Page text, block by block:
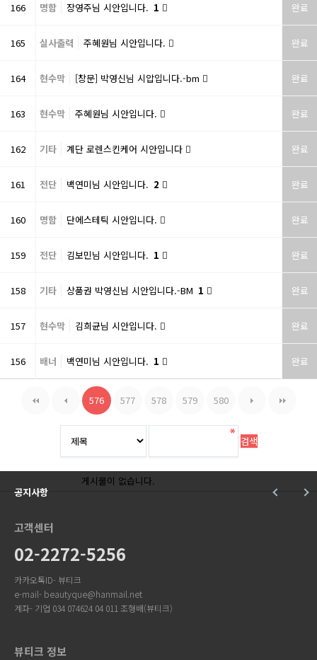
166 명함 장영주님 시안입니다. 1 완료
165 실사출력 주혜원님 시안입니다. 완료
164 현수막 [창문] 박영신님 시압입니다.-bm 완료
163 현수막 주혜원님 시안입니다. 완료
162 기타 계단 로렌스킨케어 시안입니다 완료
161 전단 백연미님 시안입니다. 2 완료
160 명함 단에스테틱 시안입니다. 완료
159 전단 김보민님 시안입니다. 1 완료
158 기타 상품권 박영신님 시안입니다.-BM 1 완료
157 현수막 김희균님 시안입니다. 완료
156 배너 백연미님 시안입니다. 1 완료
576 577 578 579 580
공지사항
게시물이 없습니다.
고객센터
02-2272-5256
카카오톡ID- 뷰티크
e-mail- beautyque@hanmail.net
계좌- 기업 034 074624 04 011 조형배(뷰티크)
뷰티크 정보